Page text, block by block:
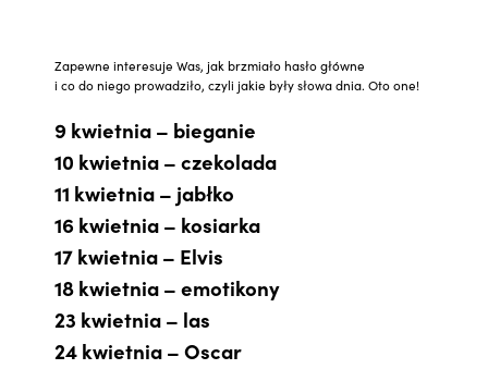
Zapewne interesuje Was, jak brzmiało hasło główne
i co do niego prowadziło, czyli jakie były słowa dnia. Oto one!
9 kwietnia – bieganie
10 kwietnia – czekolada
11 kwietnia – jabłko
16 kwietnia – kosiarka
17 kwietnia – Elvis
18 kwietnia – emotikony
23 kwietnia – las
24 kwietnia – Oscar